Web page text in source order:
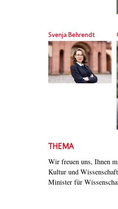
Svenja Behrendt
THEMA
Wir freuen uns, Ihnen
Kultur und
Minister für
Römerberggesprächen